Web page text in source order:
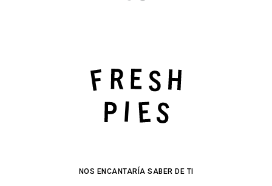
NOS ENCANTARÍA SABER DE TI